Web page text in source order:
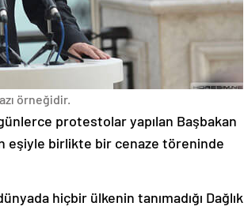
örneğidir.
protestolar yapılan Başbakan
eşiyle birlikte bir cenaze töreninde
hiçbir ülkenin tanımadığı Dağlık